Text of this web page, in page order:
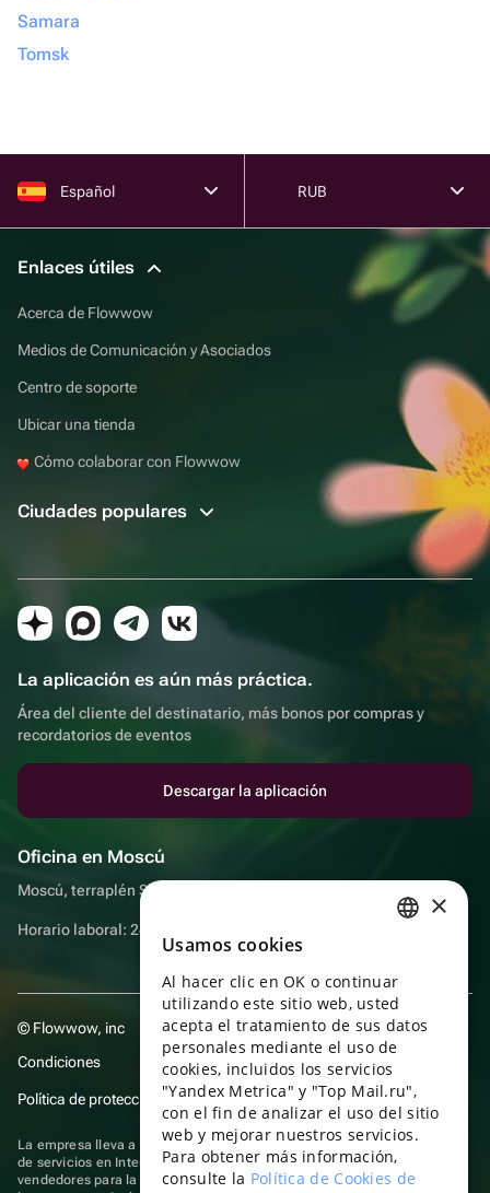
Samara
Tomsk
Español RUB
Enlaces útiles
Acerca de Flowwow
Medios de Comunicación y Asociados
Centro de soporte
Ubicar una tienda
Cómo colaborar con Flowwow
Ciudades populares
La aplicación es aún más práctica.
Área del cliente del destinatario, más bonos por compras y
recordatorios de eventos
Descargar la aplicación
Oficina en Moscú
Moscú, terraplén Sadovnicheskaya, 9, sala 2/3
Horario laboral: 24 horas
© Flowwow, inc
Condiciones
Política de protección y privacidad de datos
La empresa lleva a cabo su actividad en el ámbito de las TI: prestación
de servicios en Internet para la publicación de ofertas (anuncios) de
vendedores para la venta de artículos. Acceder a lainformación sobre
ENGLISH
UKRAINIAN
PORTUGUESE
SPANISH
HUNGARIAN
ITALIAN
×
Usamos cookies
Al hacer clic en OK o continuar
utilizando este sitio web, usted
acepta el tratamiento de sus datos
personales mediante el uso de
cookies, incluidos los servicios
"Yandex Metrica" y "Top Mail.ru",
con el fin de analizar el uso del sitio
web y mejorar nuestros servicios.
Para obtener más información,
consulte la Política de Cookies de